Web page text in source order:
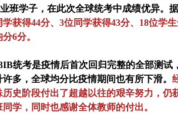
班学子，在此次全球统考中成绩优异。
学获得44分、3位同学获得43分、 18位学生
6分。
统考是疫情后首次回归完整的全部测
许多，全球均分比疫情期间也有所下滑。
历史阶段付出了超越以往的艰辛努力，仍
同学，同时也感谢全体教师的付出。